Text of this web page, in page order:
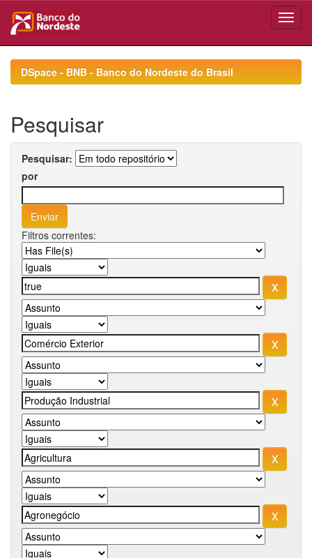
navigationDSpace - BNB - Banco do Nordeste do Brasil
Pesquisar
Pesquisar:
por
Filtros correntes: